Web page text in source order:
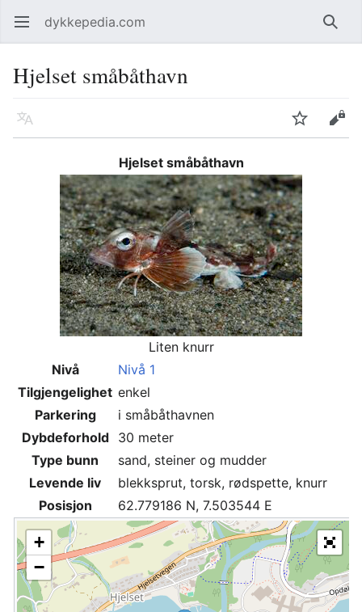
Åpne hovedmenyen dykkepedia.com Søk
Hjelset småbåthavn
Språk Overvåk Rediger
Hjelset småbåthavn
Liten knurr
Nivå
Nivå 1
Tilgjengelighet enkel
Parkering
i småbåthavnen
Dybdeforhold
30 meter
Type bunn
sand, steiner og mudder
Levende liv
blekksprut, torsk, rødspette, knurr
Posisjon
62.779186 N, 7.503544 E
+
−